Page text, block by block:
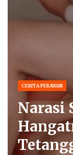
CERITA PERAWAN
Narasi